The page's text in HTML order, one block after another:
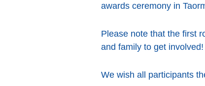
awards ceremony in
Please note that the first
and family to get involved!
We wish all participants